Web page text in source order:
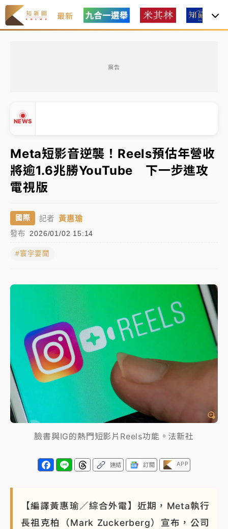
最新
廣告
NEWS
處置制度大變革！ 證交所今起縮短股票「關禁閉」天
數與撮合時間
才續任就飛美國大學面試 清大校長高為元致歉：機會
到來時引起我的好奇
白海豚颱風解除海警 西南風來了！4縣市大雨特報、各
地午後雷雨
分析｜
標？ 鴻海本週法說法人關注的四大重點
盟 兩大愛徒向他致
和欣客運總裁逝世！少東涉洗錢遭收押 戴手銬
腳鐐提前奔靈堂畫面曝
處置制度大變革！ 證交所今起縮短股票「關禁閉」天
數與撮合時間
才續任就飛美國大學面試 清大校長高為元致歉：機會
到來時引起我的好奇
白海豚颱風解除海警 西南風來了！4縣市大雨特報、各
地午後雷雨
分析｜ 7月營收甫首破單月9000億元下半年續旺指
NBA｜ 傳奇名帥驚傳離世！曾以「瘋狂籃球」震撼聯
▼
Meta短影音逆襲！Reels預估年營收
將逾1.6兆勝YouTube 下一步進攻
電視版
國際 記者 黃惠瑜
發布 2026/01/02 15:14
#寰宇要聞
臉書與IG的熱門短影片Reels功能。法新社
連結 訂閱 APP
【編譯黃惠瑜／綜合外電】近期，Meta執行
長祖克柏（Mark Zuckerberg）宣布，公司